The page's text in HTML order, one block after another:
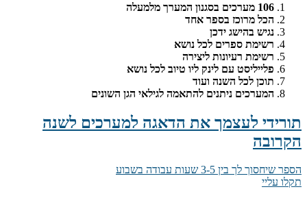
106 מערכים בסגנון המערך מלמעלה
הכל מרוכז בספר אחד
נגיש בהישג ידכן
רשימת ספרים לכל נושא
רשימת רעיונות ליצירה
פלייליסט עם לינק ליו טיוב לכל נושא
תוכן לכל השנה ועוד
המערכים ניתנים להתאמה לגילאי הגן השונים
תורידי לעצמך את הדאגה למערכים לשנה
הקרובה
הספר שיחסוך לך בין 3-5 שעות עבודה בשבוע
תקלו עליי